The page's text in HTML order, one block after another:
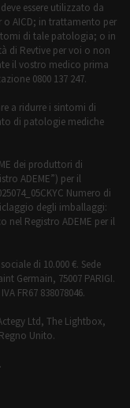
essere utilizzato da
AICD; in trattamento per
di tale patologia; o in
di Revtive per voi o non
il vostro medico prima
0800 137 247.
a ridurre i sintomi di
di patologie mediche
dei produttori di
ADEME”) per il
Numero di
degli imballaggi:
nel Registro ADEME per il
di 10.000 €. Sede
Germain, 75007 PARIGI.
FR67 838078046.
Ltd, The Lightbox,
Unito.